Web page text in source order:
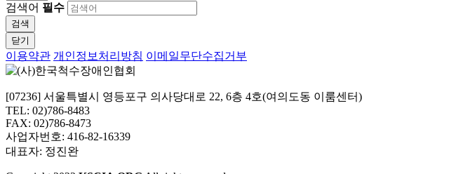
검색어 필수
검색
닫기
이용약관 개인정보처리방침 이메일무단수집거부
[07236] 서울특별시 영등포구 의사당대로 22, 6층 4호(여의도동 이룸센터)
TEL: 02)786-8483
FAX: 02)786-8473
사업자번호: 416-82-16339
대표자: 정진완